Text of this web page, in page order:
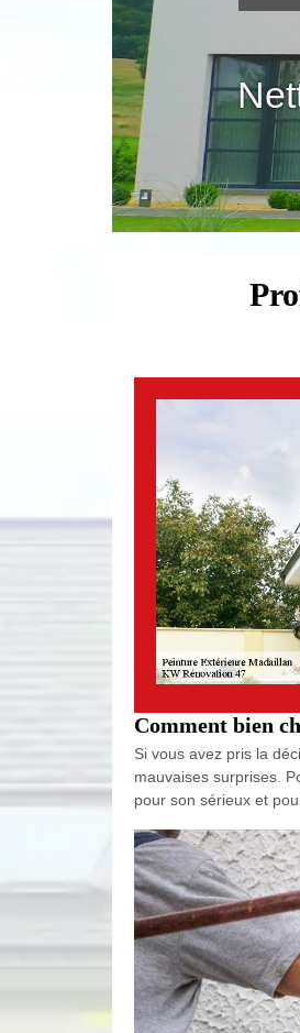
Comment bien
Si vous avez pris la
mauvaises surprises.
pour son sérieux et